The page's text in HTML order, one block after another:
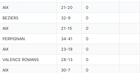
AIX 21-20 0
BEZIERS 32-9 0
AIX 21-15 0
PERPIGNAN 34-41 0
AIX 23-19 0
VALENCE ROMANS 28-13 0
AIX 30-7 0